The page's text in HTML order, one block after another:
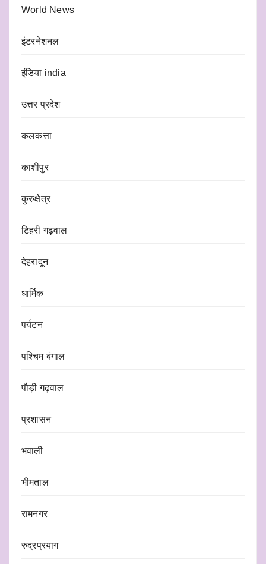
World News
इंटरनेशनल
इंडिया india
उत्तर प्रदेश
कलकत्ता
काशीपुर
कुरुक्षेत्र
टिहरी गढ़वाल
देहरादून
धार्मिक
पर्यटन
पश्चिम बंगाल
पौड़ी गढ़वाल
प्रशासन
भवाली
भीमताल
रामनगर
रुद्रप्रयाग